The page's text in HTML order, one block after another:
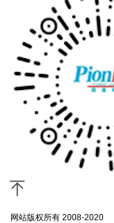
网站版权所有 2008-2020